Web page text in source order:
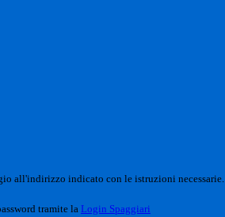
all'indirizzo indicato con le istruzioni necessarie.
tramite la Login Spaggiari